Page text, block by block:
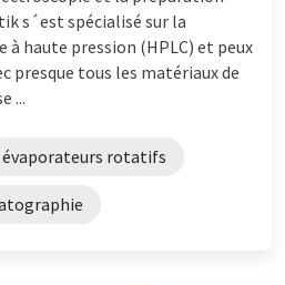
s´est spécialisé sur la
haute pression (HPLC) et peux
presque tous les matériaux de
...
évaporateurs rotatifs